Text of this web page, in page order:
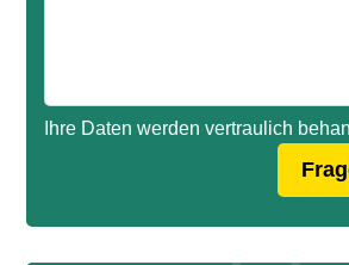
Ihre Daten werden vertraulich